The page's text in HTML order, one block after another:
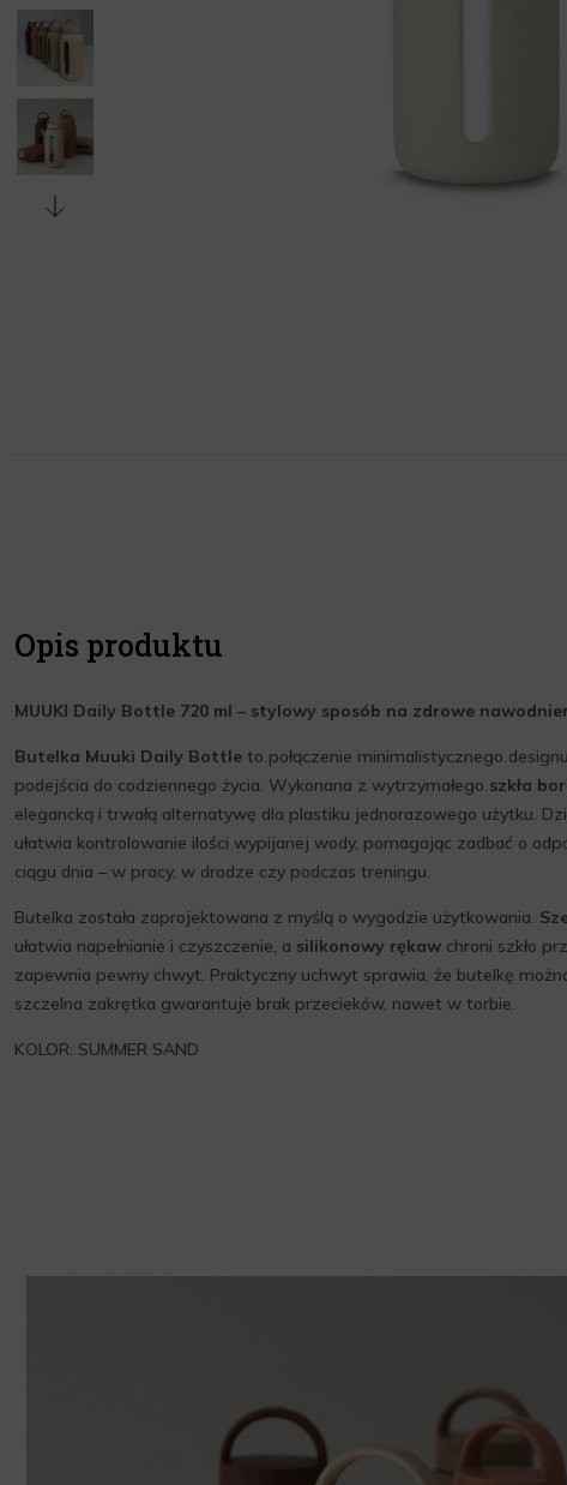
Opis produktu
MUUKI Daily Bottle 720 ml – stylowy sposób na zdrowe
Butelka Muuki Daily Bottle to połączenie minimalistycznego
podejścia do codziennego życia. Wykonana z wytrzymałego szkła
elegancką i trwałą alternatywę dla plastiku jednorazowego użytku.
ułatwia kontrolowanie ilości wypijanej wody, pomagając zadbać o
ciągu dnia – w pracy, w drodze czy podczas treningu.
Butelka została zaprojektowana z myślą o wygodzie użytkowania.
ułatwia napełnianie i czyszczenie, a silikonowy rękaw chroni szkło
zapewnia pewny chwyt. Praktyczny uchwyt sprawia, że butelkę
szczelna zakrętka gwarantuje brak przecieków, nawet w torbie.
KOLOR: SUMMER SAND